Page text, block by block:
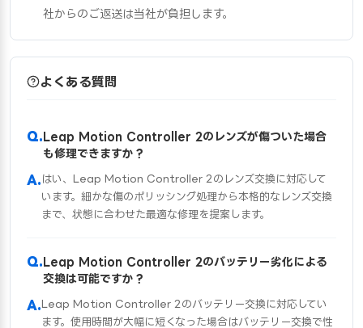
社からのご返送は当社が負担します。
よくある質問
Leap Motion Controller 2のレンズが傷ついた場合
も修理できますか？
はい、Leap Motion Controller 2のレンズ交換に対応して
います。細かな傷のポリッシング処理から本格的なレンズ交換
まで、状態に合わせた最適な修理を提案します。
Leap Motion Controller 2のバッテリー劣化による
交換は可能ですか？
Leap Motion Controller 2のバッテリー交換に対応してい
ます。使用時間が大幅に短くなった場合はバッテリー交換で性